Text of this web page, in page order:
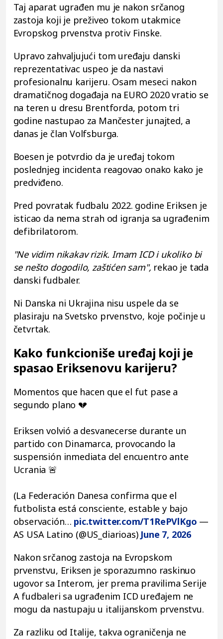
Taj aparat ugrađen mu je nakon srčanog
zastoja koji je preživeo tokom utakmice
Evropskog prvenstva protiv Finske.
Upravo zahvaljujući tom uređaju danski
reprezentativac uspeo je da nastavi
profesionalnu karijeru. Osam meseci nakon
dramatičnog događaja na EURO 2020 vratio se
na teren u dresu Brentforda, potom tri
godine nastupao za Mančester junajted, a
danas je član Volfsburga.
Boesen je potvrdio da je uređaj tokom
poslednjeg incidenta reagovao onako kako je
predviđeno.
Pred povratak fudbalu 2022. godine Eriksen je
isticao da nema strah od igranja sa ugrađenim
defibrilatorom.
"Ne vidim nikakav rizik. Imam ICD i ukoliko bi
se nešto dogodilo, zaštićen sam", rekao je tada
danski fudbaler.
Ni Danska ni Ukrajina nisu uspele da se
plasiraju na Svetsko prvenstvo, koje počinje u
četvrtak.
Kako funkcioniše uređaj koji je
spasao Eriksenovu karijeru?
Momentos que hacen que el fut pase a
segundo plano 💔
Eriksen volvió a desvanecerse durante un
partido con Dinamarca, provocando la
suspensión inmediata del encuentro ante
Ucrania 🚨
(La Federación Danesa confirma que el
futbolista está consciente, estable y bajo
observación… pic.twitter.com/T1RePVlKgo —
AS USA Latino (@US_diarioas) June 7, 2026
Nakon srčanog zastoja na Evropskom
prvenstvu, Eriksen je sporazumno raskinuo
ugovor sa Interom, jer prema pravilima Serije
A fudbaleri sa ugrađenim ICD uređajem ne
mogu da nastupaju u italijanskom prvenstvu.
Za razliku od Italije, takva ograničenja ne